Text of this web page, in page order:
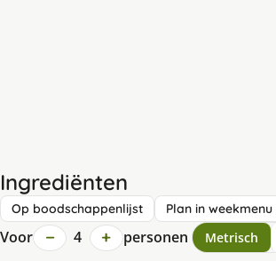
Ingrediënten
Op boodschappenlijst Plan in weekmenu
Voor − 4 + personen Metrisch